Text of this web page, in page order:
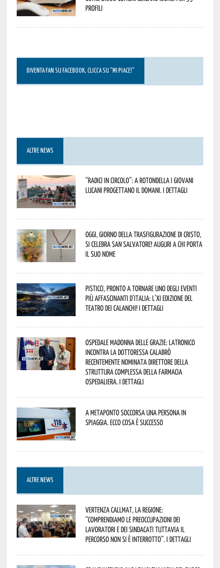
profili
DIVENTA FAN SU FACEBOOK, CLICCA SU “MI PIACE!”
ALTRE NEWS
“Radici in Circolo”: a Rotondella i giovani
lucani progettano il domani. I dettagli
Oggi, giorno della Trasfigurazione di Cristo,
si celebra San Salvatore! Auguri a chi porta
il suo nome
Pisticci, pronto a tornare uno degli eventi
più affascinanti d’Italia: l’XI edizione del
Teatro dei Calanchi! I dettagli
Ospedale Madonna delle Grazie: Latronico
incontra la dottoressa Calabrò
recentemente nominata Direttore della
Struttura Complessa della Farmacia
Ospedaliera. I dettagli
A Metaponto soccorsa una persona in
spiaggia. Ecco cosa è successo
ALTRE NEWS
Vertenza CallMat, la Regione:
“comprendiamo le preoccupazioni dei
lavoratori e dei sindacati tuttavia il
percorso non si è interrotto”. I dettagli